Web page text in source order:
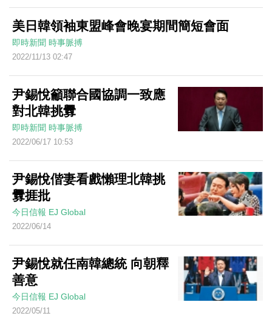
美日韓領袖東盟峰會晚宴期間簡短會面
即時新聞 時事脈搏
2022/11/13 02:47
尹錫悅籲聯合國協調一致應
對北韓挑釁
即時新聞 時事脈搏
2022/06/17 10:53
尹錫悅偕妻看戲懶理北韓挑
釁捱批
今日信報 EJ Global
2022/06/14
尹錫悅就任南韓總統 向朝釋
善意
今日信報 EJ Global
2022/05/11